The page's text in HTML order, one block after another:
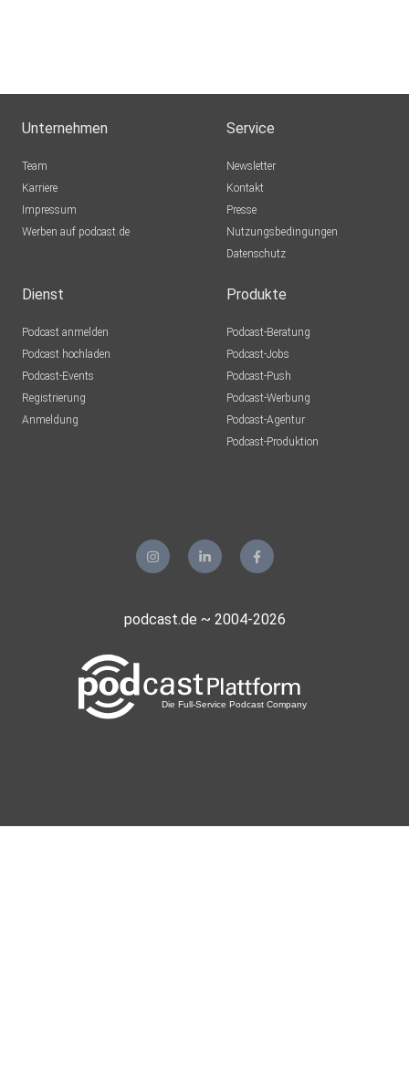
bleiben und den Podcast weiter am Laufen zu halten.
#WirRedenDieWelt #Verlobung #Korea #BTS #Baekil
https://www.wirredendiewelt.de
https://steadyhq.com/de/wirredendiewelt-pod/about
Unternehmen
Team
Karriere
Impressum
Werben auf podcast.de
Service
Newsletter
Kontakt
Presse
Nutzungsbedingungen
Datenschutz
Dienst
Podcast anmelden
Podcast hochladen
Podcast-Events
Registrierung
Anmeldung
Produkte
Podcast-Beratung
Podcast-Jobs
Podcast-Push
Podcast-Werbung
Podcast-Agentur
Podcast-Produktion
podcast.de ~ 2004-2026